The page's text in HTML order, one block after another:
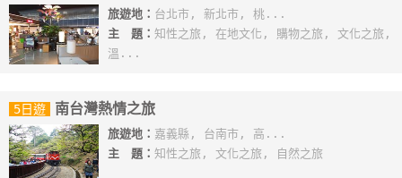
旅遊地： 台北市, 新北市, 桃...
主 題： 知性之旅, 在地文化, 購物之旅, 文化之旅,
溫...
5日遊 南台灣熱情之旅
旅遊地： 嘉義縣, 台南市, 高...
主 題： 知性之旅, 文化之旅, 自然之旅